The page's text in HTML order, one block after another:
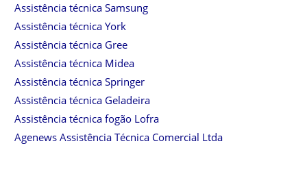
Assistência técnica Samsung
Assistência técnica York
Assistência técnica Gree
Assistência técnica Midea
Assistência técnica Springer
Assistência técnica Geladeira
Assistência técnica fogão Lofra
Agenews Assistência Técnica Comercial Ltda